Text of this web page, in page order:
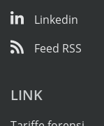
Linkedin
Feed RSS
LINK